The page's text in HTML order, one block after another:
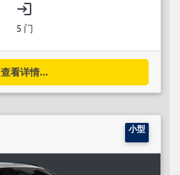
login
5 门
查看详情...
小型